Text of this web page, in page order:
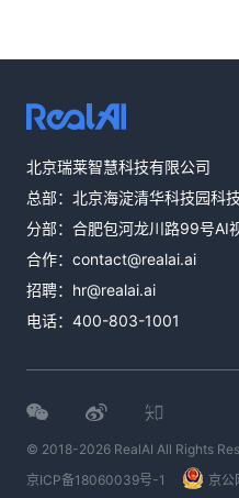
北京瑞莱智慧科技有限公司
总部：北京海淀清华科技园科
分部：合肥包河龙川路99号AI
合作： contact@realai.ai
招聘： hr@realai.ai
电话： 400-803-1001
© 2018-2026 RealAI All Rights
京ICP备18060039号-1
京